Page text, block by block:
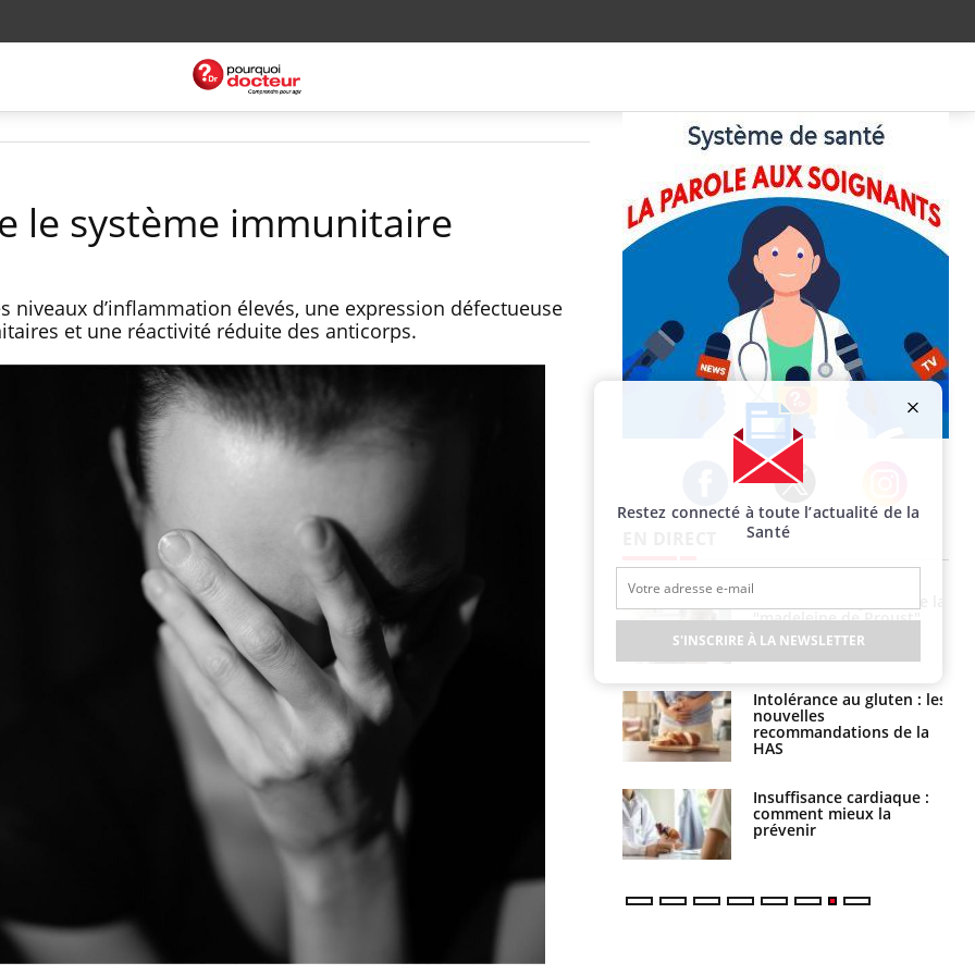
le système immunitaire
niveaux d’inflammation élevés, une expression défectueuse
et une réactivité réduite des anticorps.
Facebook Twitter Instagram
Mordue par un
barracuda, une petite fille
secourue grâce à un
réflexe essentiel
Légionellose en Suisse :
quelle est l’origine de la
contamination ?
Allergies alimentaires :
une nouvelle arme contre
Comment gérer le
sommeil des enfants en "madeleine de Proust"
enfin expliqué
Intolérance au gluten : les
nouvelles
recommandations de la
HAS
Insuffisance cardiaque :
comment mieux la
prévenir
Restez connecté à toute l’actualité de la
Santé
S'INSCRIRE À LA NEWSLETTER